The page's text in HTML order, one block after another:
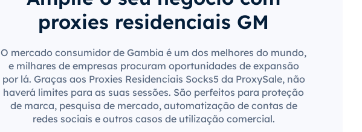
proxies residenciais GM
O mercado consumidor de Gambia é um dos melhores do mundo,
e milhares de empresas procuram oportunidades de expansão
por lá. Graças aos Proxies Residenciais Socks5 da ProxySale, não
haverá limites para as suas sessões. São perfeitos para proteção
de marca, pesquisa de mercado, automatização de contas de
redes sociais e outros casos de utilização comercial.